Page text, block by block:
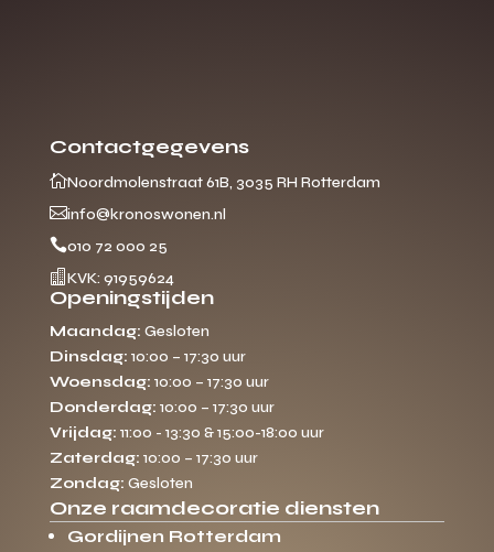
Contactgegevens
Noordmolenstraat 61B, 3035 RH Rotterdam
info@kronoswonen.nl
010 72 000 25
 KVK: 91959624
Openingstijden
Maandag: Gesloten
Dinsdag: 10:00 – 17:30 uur
Woensdag: 10:00 – 17:30 uur
Donderdag: 10:00 – 17:30 uur
Vrijdag: 11:00 - 13:30 & 15:00-18:00 uur
Zaterdag: 10:00 – 17:30 uur
Zondag: Gesloten
Onze raamdecoratie diensten
Gordijnen Rotterdam